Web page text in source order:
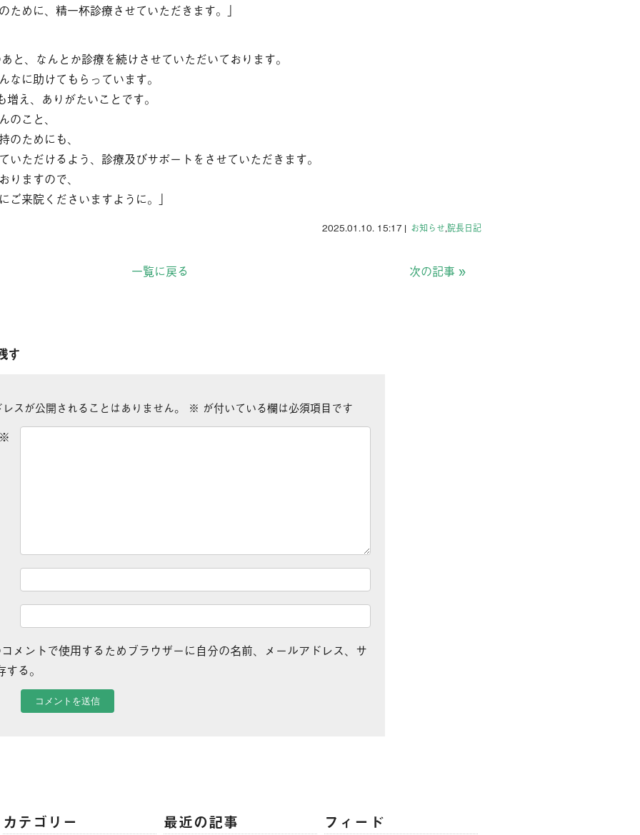
ために、精一杯診療させていただきます。」
と、なんとか診療を続けさせていただいております。
に助けてもらっています。
え、ありがたいことです。
こと、
ためにも、
いただけるよう、診療及びサポートをさせていただきます。
ますので、
来院くださいますように。」
2025.01.10. 15:17 | お知らせ,院長日記
一覧に戻る 次の記事 »
す
スが公開されることはありません。 ※ が付いている欄は必須項目です
メントで使用するためブラウザーに自分の名前、メールアドレス、サ
る。
カテゴリー 最近の記事 フィード